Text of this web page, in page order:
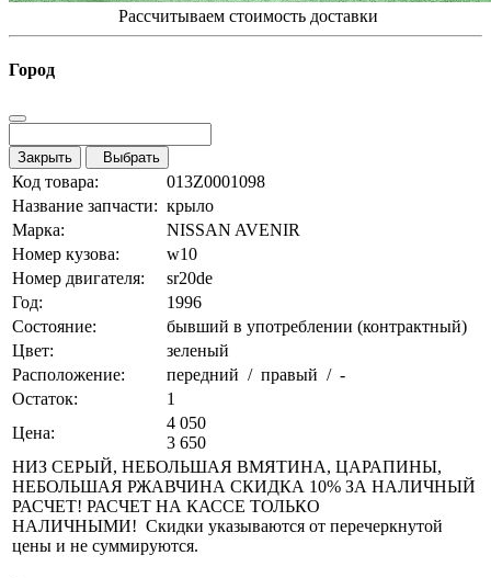
Рассчитываем стоимость доставки
Город
Закрыть Выбрать
Код товара:
013Z0001098
Название запчасти: крыло
Марка:
NISSAN AVENIR
Номер кузова:
w10
Номер двигателя:
sr20de
Год:
1996
Состояние:
бывший в употреблении (контрактный)
Цвет:
зеленый
Расположение:
передний / правый / -
Остаток:
1
Цена:
4 050
3 650
НИЗ СЕРЫЙ, НЕБОЛЬШАЯ ВМЯТИНА, ЦАРАПИНЫ,
НЕБОЛЬШАЯ РЖАВЧИНА СКИДКА 10% ЗА НАЛИЧНЫЙ
РАСЧЕТ! РАСЧЕТ НА КАССЕ ТОЛЬКО
НАЛИЧНЫМИ! Скидки указываются от перечеркнутой
цены и не суммируются.